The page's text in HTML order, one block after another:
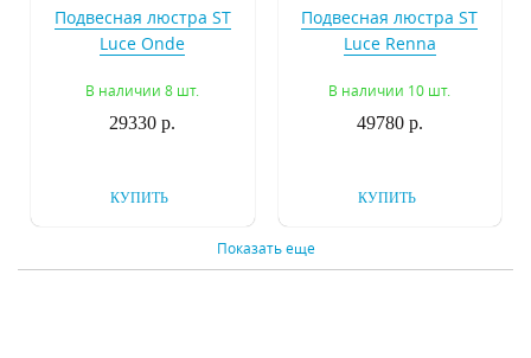
Подвесная люстра ST
Luce Onde
В наличии 8 шт.
29330 р.
КУПИТЬ
Подвесная люстра ST
Luce Renna
В наличии 10 шт.
49780 р.
КУПИТЬ
Показать еще